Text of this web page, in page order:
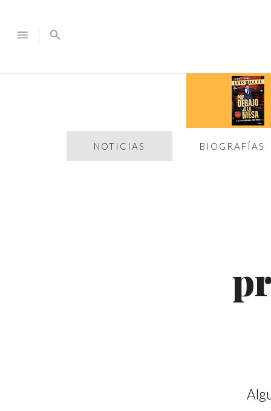
menu search
NOTICIAS BIOGRAFÍAS